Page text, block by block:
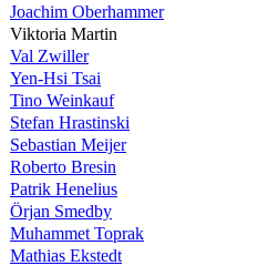
Joachim Oberhammer
Viktoria Martin
Val Zwiller
Yen-Hsi Tsai
Tino Weinkauf
Stefan Hrastinski
Sebastian Meijer
Roberto Bresin
Patrik Henelius
Örjan Smedby
Muhammet Toprak
Mathias Ekstedt